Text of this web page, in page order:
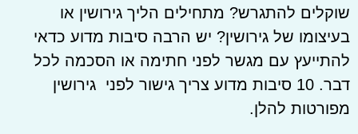
שוקלים להתגרש? מתחילים הליך גירושין או
בעיצומו של גירושין? יש הרבה סיבות מדוע כדאי
להתייעץ עם מגשר לפני חתימה או הסכמה לכל
דבר. 10 סיבות מדוע צריך גישור לפני גירושין
מפורטות להלן.